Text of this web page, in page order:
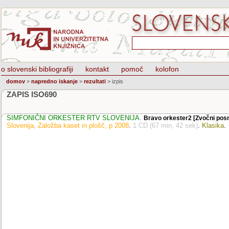
o slovenski bibliografiji kontakt pomoč kolofon
domov > napredno iskanje > rezultati > izpis
ZAPIS ISO690
SIMFONIČNI ORKESTER RTV SLOVENIJA. Bravo orkester2 [Zvočni
Slovenija, Založba kaset in plošč, p 2008. 1 CD (67 min, 42 sek). Klasika.